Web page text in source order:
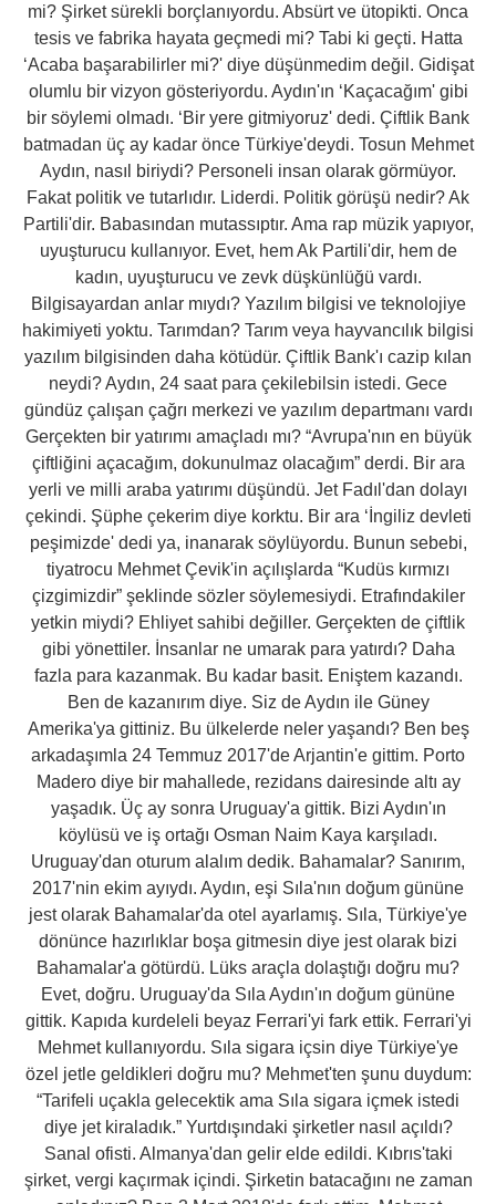
mi? Şirket sürekli borçlanıyordu. Absürt ve ütopikti. Onca
tesis ve fabrika hayata geçmedi mi? Tabi ki geçti. Hatta
‘Acaba başarabilirler mi?' diye düşünmedim değil. Gidişat
olumlu bir vizyon gösteriyordu. Aydın'ın ‘Kaçacağım' gibi
bir söylemi olmadı. ‘Bir yere gitmiyoruz' dedi. Çiftlik Bank
batmadan üç ay kadar önce Türkiye'deydi. Tosun Mehmet
Aydın, nasıl biriydi? Personeli insan olarak görmüyor.
Fakat politik ve tutarlıdır. Liderdi. Politik görüşü nedir? Ak
Partili'dir. Babasından mutassıptır. Ama rap müzik yapıyor,
uyuşturucu kullanıyor. Evet, hem Ak Partili'dir, hem de
kadın, uyuşturucu ve zevk düşkünlüğü vardı.
Bilgisayardan anlar mıydı? Yazılım bilgisi ve teknolojiye
hakimiyeti yoktu. Tarımdan? Tarım veya hayvancılık bilgisi
yazılım bilgisinden daha kötüdür. Çiftlik Bank'ı cazip kılan
neydi? Aydın, 24 saat para çekilebilsin istedi. Gece
gündüz çalışan çağrı merkezi ve yazılım departmanı vardı
Gerçekten bir yatırımı amaçladı mı? “Avrupa'nın en büyük
çiftliğini açacağım, dokunulmaz olacağım” derdi. Bir ara
yerli ve milli araba yatırımı düşündü. Jet Fadıl'dan dolayı
çekindi. Şüphe çekerim diye korktu. Bir ara ‘İngiliz devleti
peşimizde' dedi ya, inanarak söylüyordu. Bunun sebebi,
tiyatrocu Mehmet Çevik'in açılışlarda “Kudüs kırmızı
çizgimizdir” şeklinde sözler söylemesiydi. Etrafındakiler
yetkin miydi? Ehliyet sahibi değiller. Gerçekten de çiftlik
gibi yönettiler. İnsanlar ne umarak para yatırdı? Daha
fazla para kazanmak. Bu kadar basit. Eniştem kazandı.
Ben de kazanırım diye. Siz de Aydın ile Güney
Amerika'ya gittiniz. Bu ülkelerde neler yaşandı? Ben beş
arkadaşımla 24 Temmuz 2017'de Arjantin'e gittim. Porto
Madero diye bir mahallede, rezidans dairesinde altı ay
yaşadık. Üç ay sonra Uruguay'a gittik. Bizi Aydın'ın
köylüsü ve iş ortağı Osman Naim Kaya karşıladı.
Uruguay'dan oturum alalım dedik. Bahamalar? Sanırım,
2017'nin ekim ayıydı. Aydın, eşi Sıla'nın doğum gününe
jest olarak Bahamalar'da otel ayarlamış. Sıla, Türkiye'ye
dönünce hazırlıklar boşa gitmesin diye jest olarak bizi
Bahamalar'a götürdü. Lüks araçla dolaştığı doğru mu?
Evet, doğru. Uruguay'da Sıla Aydın'ın doğum gününe
gittik. Kapıda kurdeleli beyaz Ferrari'yi fark ettik. Ferrari'yi
Mehmet kullanıyordu. Sıla sigara içsin diye Türkiye'ye
özel jetle geldikleri doğru mu? Mehmet'ten şunu duydum:
“Tarifeli uçakla gelecektik ama Sıla sigara içmek istedi
diye jet kiraladık.” Yurtdışındaki şirketler nasıl açıldı?
Sanal ofisti. Almanya'dan gelir elde edildi. Kıbrıs'taki
şirket, vergi kaçırmak içindi. Şirketin batacağını ne zaman